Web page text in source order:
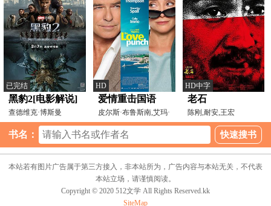
已完结
黑豹2[电影解说]
查德维克·博斯曼
HD
爱情重击国语
皮尔斯·布鲁斯南,艾玛·
汤普森,蒂莫西·斯
HD中字
老石
陈刚,耐安,王宏
伟
书名：
本站若有图片广告属于第三方接入，非本站所为，广告内容与本站无关，不代表
本站立场，请谨慎阅读。
Copyright © 2020 512文学 All Rights Reserved.kk
SiteMap